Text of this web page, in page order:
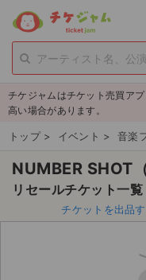
person_add 新規会員登録
チケットを探す
新着チケット
値下げしたチケット
都道府県からチケットを探
チケットのリクエスト一
チケジャムはチケット売買ア
高い場合があります。
トップ > イベント > 音楽
NUMBER SHOT
リセールチケット一覧
チケットを出品